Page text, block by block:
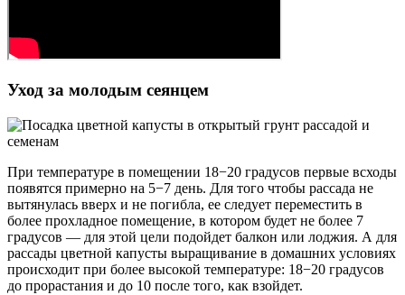
Уход за молодым сеянцем
При температуре в помещении 18−20 градусов первые всходы
появятся примерно на 5−7 день. Для того чтобы рассада не
вытянулась вверх и не погибла, ее следует переместить в
более прохладное помещение, в котором будет не более 7
градусов — для этой цели подойдет балкон или лоджия. А для
рассады цветной капусты выращивание в домашних условиях
происходит при более высокой температуре: 18−20 градусов
до прорастания и до 10 после того, как взойдет.